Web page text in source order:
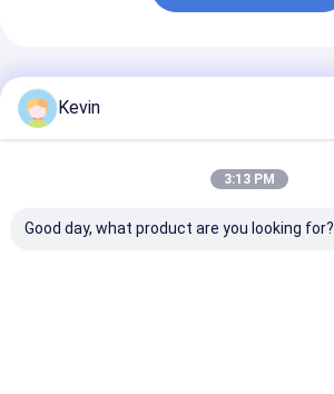
추천된 제품
Kevin
3:13 PM
Good day, what product are you looking for?